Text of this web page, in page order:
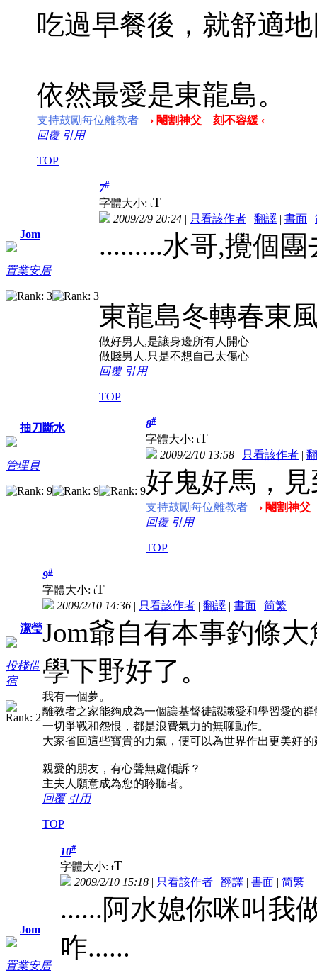
吃過早餐後，就舒適
依然最愛是東龍島。
支持鼓勵每位離教者
› 閹割神父 刻不容緩 ‹
回覆 引用
TOP
Jom
置業安居
7#
字體大小: tT
2009/2/9 20:24 | 只看該作者 | 翻譯 | 書面 |
.........水哥,攪個
東龍島冬轉春東
做好男人,是讓身邊所有人開心
做賤男人,只是不想自己太傷心
回覆 引用
TOP
抽刀斷水
管理員
8#
字體大小: tT
2009/2/10 13:58 | 只看該作者 |
好鬼好馬，
支持鼓勵每位離教者
› 閹割神
回覆 引用
TOP
潔瑩
投棧借
宿
9#
字體大小: tT
2009/2/10 14:36 | 只看該作者 | 翻譯 | 書面 | 简繁
Jom爺自有本事釣條
學下野好了。
我有一個夢。
離教者之家能夠成為一個讓基督徒認識愛和學習愛的
一切爭戰和怨恨，都是浪費氣力的無聊動作。
大家省回這些寶貴的力氣，便可以為世界作出更美好的
親愛的朋友，有心聲無處傾訴？
主夫人願意成為您的聆聽者。
回覆 引用
TOP
Jom
置業安居
10#
字體大小: tT
2009/2/10 15:18 | 只看該作者 | 翻譯 | 書面 | 简繁
......阿水媳你咪叫我
咋......